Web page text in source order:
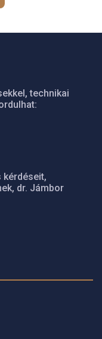
technikai
dr. Jámbor